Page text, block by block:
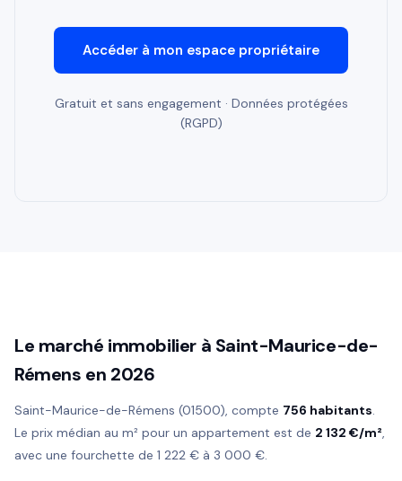
Accéder à mon espace propriétaire
Gratuit et sans engagement · Données protégées
(RGPD)
Le marché immobilier à Saint-Maurice-de-
Rémens en 2026
Saint-Maurice-de-Rémens (01500), compte 756 habitants.
Le prix médian au m² pour un appartement est de 2 132 €/m²,
avec une fourchette de 1 222 € à 3 000 €.